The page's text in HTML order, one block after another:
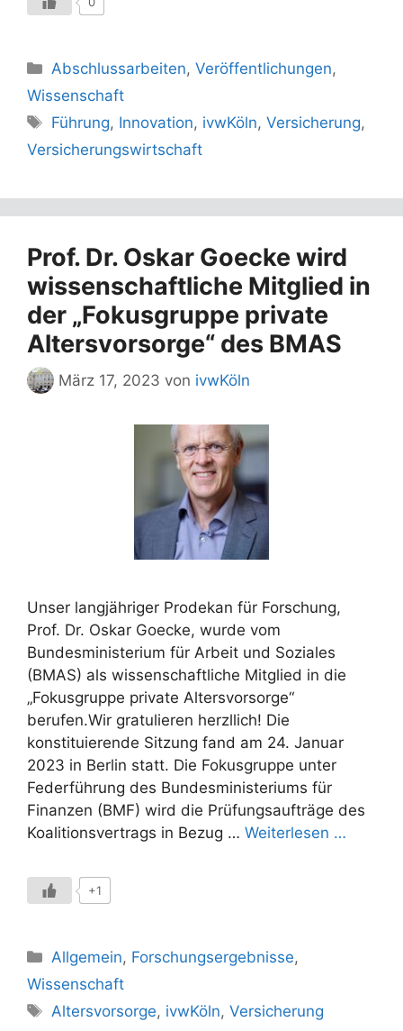
Kategorien
Abschlussarbeiten,Veröffentlichungen,
Wissenschaft
Schlagwörter
Führung, Innovation, ivwKöln,Versicherung,
Versicherungswirtschaft
Prof. Dr. Oskar Goecke wird
wissenschaftliche Mitglied in
der „Fokusgruppe private
Altersvorsorge“ des BMAS
März 17, 2023 von ivwKöln
Unser langjähriger Prodekan für Forschung,
Prof. Dr. Oskar Goecke, wurde vom
Bundesministerium für Arbeit und Soziales
(BMAS) als wissenschaftliche Mitglied in die
„Fokusgruppe private Altersvorsorge“
berufen.Wir gratulieren herzllich! Die
konstituierende Sitzung fand am 24. Januar
2023 in Berlin statt. Die Fokusgruppe unter
Federführung des Bundesministeriums für
Finanzen (BMF) wird die Prüfungsaufträge des
Koalitionsvertrags in Bezug … Weiterlesen …
+1
Kategorien
Allgemein, Forschungsergebnisse,
Wissenschaft
Schlagwörter
Altersvorsorge, ivwKöln,Versicherung